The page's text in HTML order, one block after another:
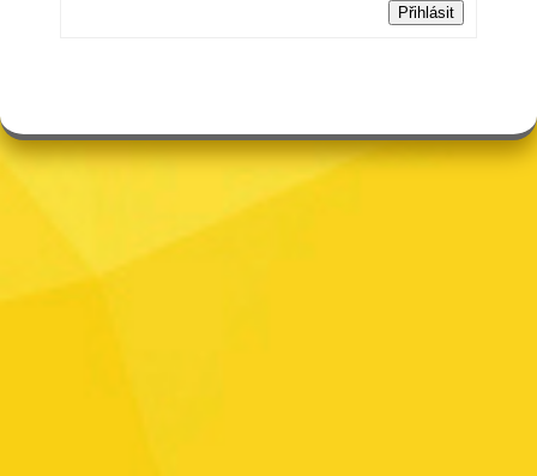
Přihlásit